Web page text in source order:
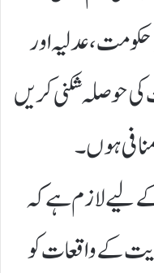
عدلیہ اور
کی حوصلہ شکنی کریں
ہوں۔
لیے لازم ہے کہ
کے واقعات کو